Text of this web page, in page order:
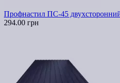
Профнастил ПС-45
294.00 грн